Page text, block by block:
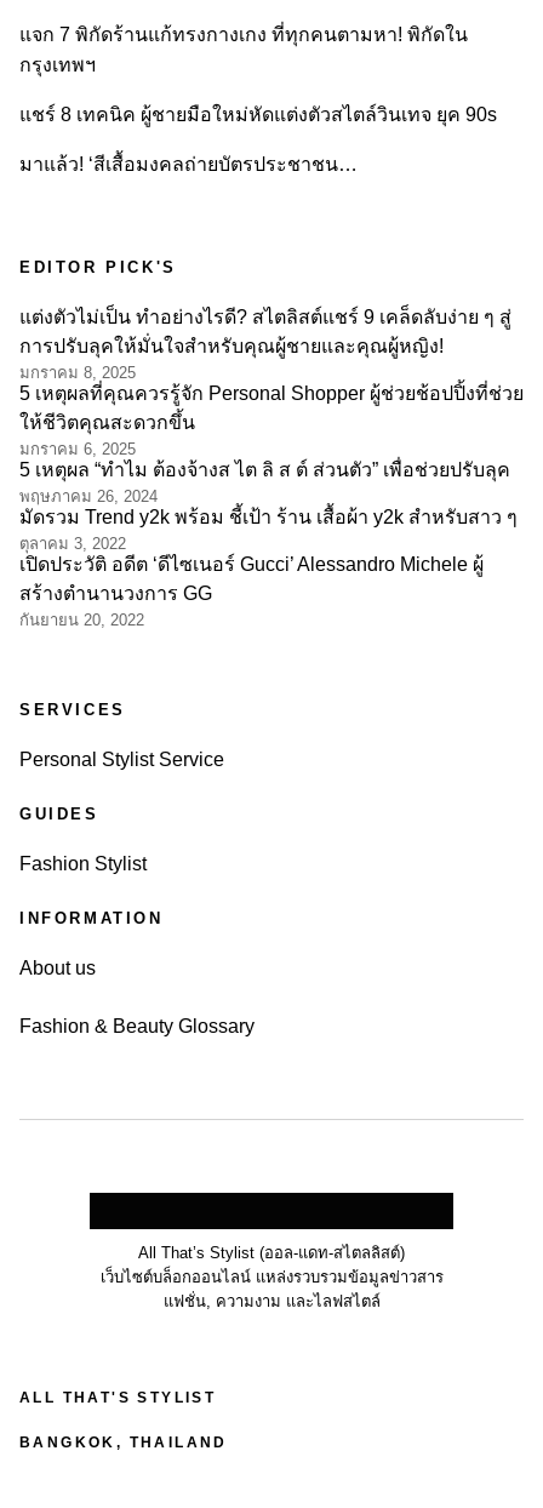
แจก 7 พิกัดร้านแก้ทรงกางเกง ที่ทุกคนตามหา! พิกัดใน
กรุงเทพฯ
แชร์ 8 เทคนิค ผู้ชายมือใหม่หัดแต่งตัวสไตล์วินเทจ ยุค 90s
มาแล้ว! ‘สีเสื้อมงคลถ่ายบัตรประชาชน…
EDITOR PICK'S
แต่งตัวไม่เป็น ทำอย่างไรดี? สไตลิสต์แชร์ 9 เคล็ดลับง่าย ๆ สู่
การปรับลุคให้มั่นใจสำหรับคุณผู้ชายและคุณผู้หญิง!
มกราคม 8, 2025
5 เหตุผลที่คุณควรรู้จัก Personal Shopper ผู้ช่วยช้อปปิ้งที่ช่วย
ให้ชีวิตคุณสะดวกขึ้น
มกราคม 6, 2025
5 เหตุผล “ทำไม ต้องจ้างส ไต ลิ ส ต์ ส่วนตัว” เพื่อช่วยปรับลุค
พฤษภาคม 26, 2024
มัดรวม Trend y2k พร้อม ชี้เป้า ร้าน เสื้อผ้า y2k สำหรับสาว ๆ
ตุลาคม 3, 2022
เปิดประวัติ อดีต ‘ดีไซเนอร์ Gucci’ Alessandro Michele ผู้
สร้างตำนานวงการ GG
กันยายน 20, 2022
SERVICES
Personal Stylist Service
GUIDES
Fashion Stylist
INFORMATION
About us
Fashion & Beauty Glossary
All That’s Stylist (ออล-แดท-สไตลลิสต์)
เว็บไซต์บล็อกออนไลน์ แหล่งรวบรวมข้อมูลข่าวสาร
แฟชั่น, ความงาม และไลฟสไตล์
ALL THAT'S STYLIST
BANGKOK, THAILAND